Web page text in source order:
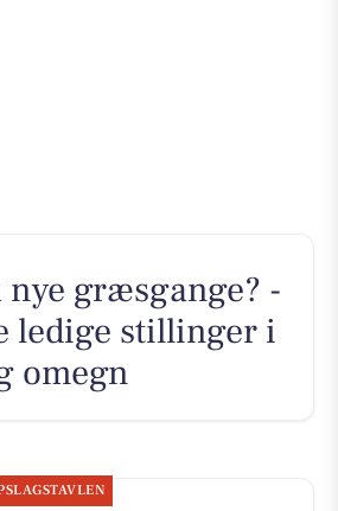
nye græsgange? -
ledige stillinger i
omegn